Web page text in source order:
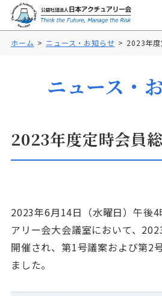
ホーム ニュース・お知らせ 2023年度
ニュース・
2023年度定時会員
2023年6月14日（水曜日）午後4
アリー会大会議室において、
開催され、第1号議案および第2
ました。